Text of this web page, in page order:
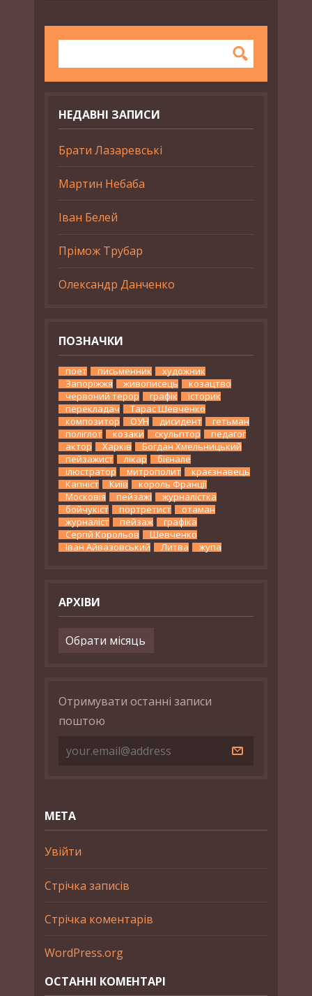
НЕДАВНІ ЗАПИСИ
Брати Лазаревські
Мартин Небаба
Іван Белей
Прімож Трубар
Олександр Данченко
ПОЗНАЧКИ
поет письменник
художник
Запоріжжя
живописець
козацтво
червоний терор
графік
історик
перекладач
Тарас Шевченко
композитор
ОУН дисидент
гетьман
поліглот
козаки скульптор
педагог
актор
Харків
Богдан Хмельницький
пейзажист
лікар
бієнале
ілюстратор
митрополит
краєзнавець
Капніст
Київ
король Франції
Московія
пейзажі
журналістка
бойчукіст
портретист
отаман
журналіст
пейзаж
графіка
Сергій Корольов
Шевченко
Іван Айвазовський
Литва жупа
АРХІВИ
Архіви
Отримувати останні записи
поштою
МЕТА
Увійти
Стрічка записів
Стрічка коментарів
WordPress.org
ОСТАННІ КОМЕНТАРІ